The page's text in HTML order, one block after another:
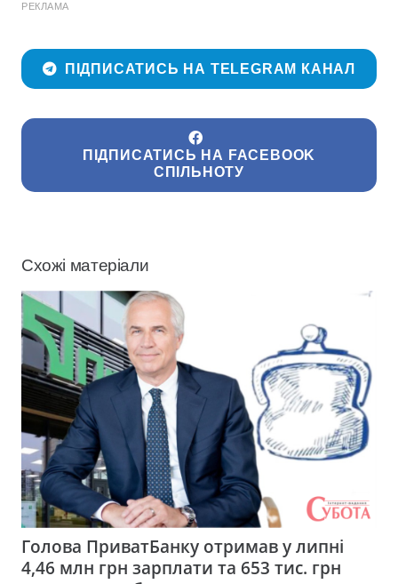
РЕКЛАМА
ПІДПИСАТИСЬ НА TELEGRAM КАНАЛ
ПІДПИСАТИСЬ НА FACEBOOK
СПІЛЬНОТУ
Схожі матеріали
Голова ПриватБанку отримав у липні
4,46 млн грн зарплати та 653 тис. грн